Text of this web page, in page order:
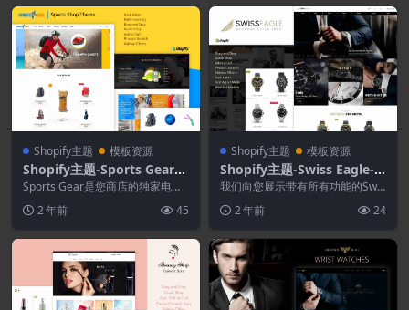
Shopify主题 模板资源
Shopify主题-Sports Gear–
体育用品商店Shopify主题
Sports Gear是您商店的独家电子
o... 2 年前 45
Shopify主题 模板资源
Shopify主题-Swiss Eagle-
观看Shopify主题
我们向您展示带有所有功能的Swis
几...2 年前 24